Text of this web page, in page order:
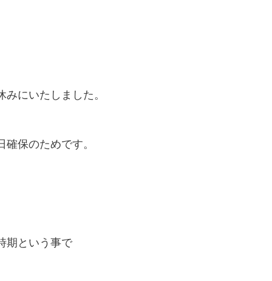
にいたしました。
保のためです。
期という事で